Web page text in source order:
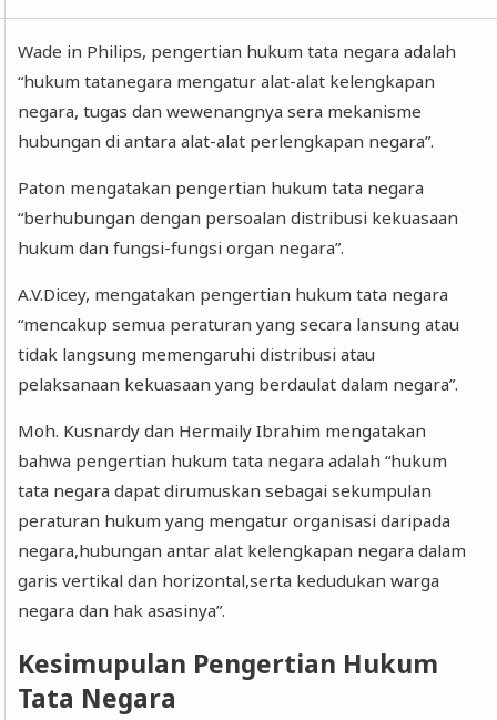
Wade in Philips, pengertian hukum tata negara adalah
“hukum tatanegara mengatur alat-alat kelengkapan
negara, tugas dan wewenangnya sera mekanisme
hubungan di antara alat-alat perlengkapan negara”.
Paton mengatakan pengertian hukum tata negara
“berhubungan dengan persoalan distribusi kekuasaan
hukum dan fungsi-fungsi organ negara”.
A.V.Dicey, mengatakan pengertian hukum tata negara
“mencakup semua peraturan yang secara lansung atau
tidak langsung memengaruhi distribusi atau
pelaksanaan kekuasaan yang berdaulat dalam negara”.
Moh. Kusnardy dan Hermaily Ibrahim mengatakan
bahwa pengertian hukum tata negara adalah “hukum
tata negara dapat dirumuskan sebagai sekumpulan
peraturan hukum yang mengatur organisasi daripada
negara,hubungan antar alat kelengkapan negara dalam
garis vertikal dan horizontal,serta kedudukan warga
negara dan hak asasinya”.
Kesimupulan Pengertian Hukum
Tata Negara